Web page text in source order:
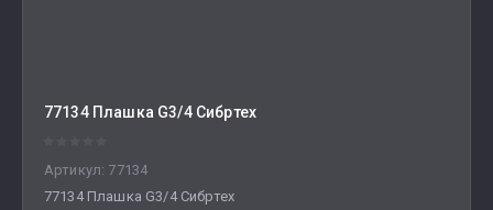
77134 Плашка G3/4 Сибртех
Артикул: 77134
77134 Плашка G3/4 Сибртех